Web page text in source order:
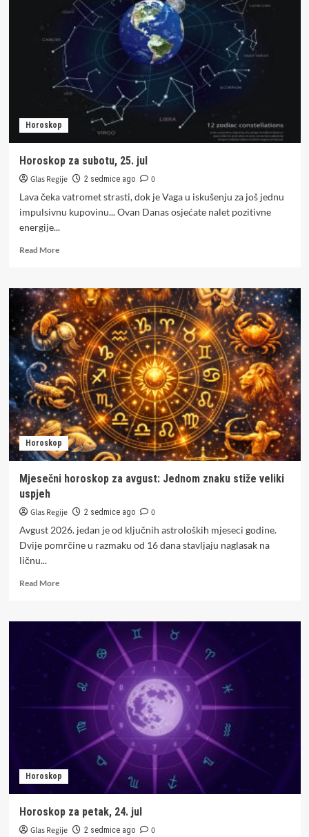
26.
Horoskop
Horoskop za subotu, 25. jul
Glas Regije 2 sedmice ago
0
Lava čeka vatromet strasti, dok je Vaga u iskušenju za još jednu
impulsivnu kupovinu... Ovan Danas osjećate nalet pozitivne
energije...
Read MoreRead
Horoskop
za
subotu,
25.
jul
Horoskop
Mjesečni horoskop za avgust: Jednom znaku stiže veliki
uspjeh
Glas Regije 2 sedmice ago
0
Avgust 2026. jedan je od ključnih astroloških mjeseci godine.
Dvije pomrčine u razmaku od 16 dana stavljaju naglasak na
ličnu...
Read MoreRead
Mjesečni
avgust:
Jednom
znaku
veliki
uspjeh
Horoskop
Horoskop za petak, 24. jul
Glas Regije 2 sedmice ago
0